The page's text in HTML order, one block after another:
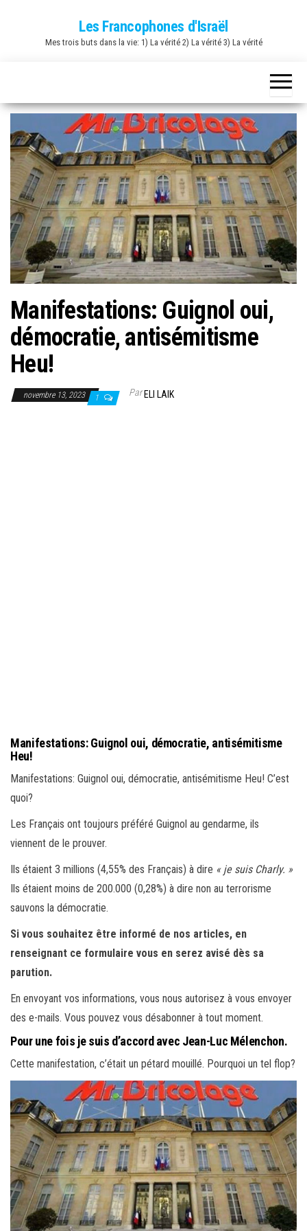
Les Francophones d'Israël
Mes trois buts dans la vie: 1) La vérité 2) La vérité 3) La vérité
Manifestations: Guignol oui,
démocratie, antisémitisme
Heu!
novembre 13, 2023 1 ParELI LAIK
Manifestations: Guignol oui, démocratie, antisémitisme
Heu!
Manifestations: Guignol oui, démocratie, antisémitisme Heu! C’est
quoi?
Les Français ont toujours préféré Guignol au gendarme, ils
viennent de le prouver.
Ils étaient 3 millions (4,55% des Français) à dire « je suis Charly. »
Ils étaient moins de 200.000 (0,28%) à dire non au terrorisme
sauvons la démocratie.
Si vous souhaitez être informé de nos articles, en
renseignant ce formulaire vous en serez avisé dès sa
parution.
En envoyant vos informations, vous nous autorisez à vous envoyer
des e-mails. Vous pouvez vous désabonner à tout moment.
Pour une fois je suis d’accord avec Jean-Luc Mélenchon.
Cette manifestation, c’était un pétard mouillé. Pourquoi un tel flop?